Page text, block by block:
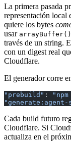
La primera pasada
representación local
quiere los bytes
usar arrayBuffer()
través de un string.
con un digest real
Cloudflare.
El generador corre
"prebuild" :
Cada build futuro
Cloudflare. Si
actualiza en el